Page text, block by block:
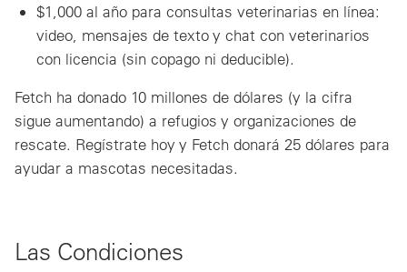
$1,000 al año para consultas veterinarias en línea:
video, mensajes de texto y chat con veterinarios
con licencia (sin copago ni deducible).
Fetch ha donado 10 millones de dólares (y la cifra
sigue aumentando) a refugios y organizaciones de
rescate. Regístrate hoy y Fetch donará 25 dólares para
ayudar a mascotas necesitadas.
Las Condiciones